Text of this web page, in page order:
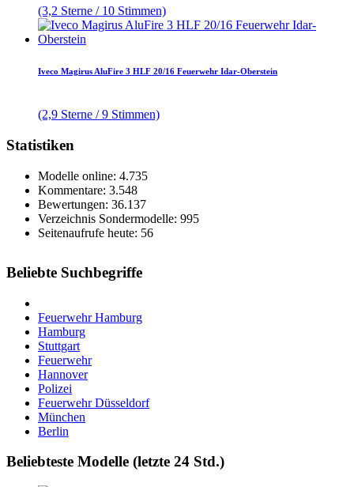
(3,2 Sterne / 10 Stimmen)
Iveco Magirus AluFire 3 HLF 20/16 Feuerwehr Idar-Oberstein
(2,9 Sterne / 9 Stimmen)
Statistiken
Modelle online: 4.735
Kommentare: 3.548
Bewertungen: 36.137
Verzeichnis Sondermodelle: 995
Seitenaufrufe heute: 56
Beliebte Suchbegriffe
Feuerwehr Hamburg
Hamburg
Stuttgart
Feuerwehr
Hannover
Polizei
Feuerwehr Düsseldorf
München
Berlin
Beliebteste Modelle (letzte 24 Std.)